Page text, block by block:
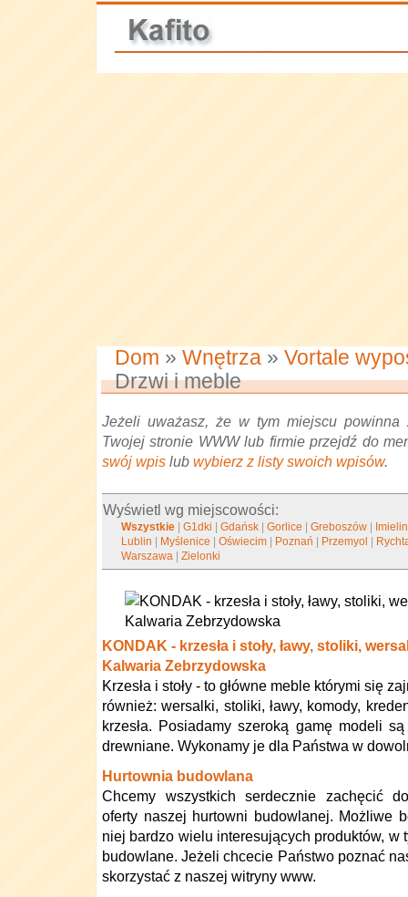
Dom » Wnętrza » Vortale
Drzwi i meble
Jeżeli uważasz, że w tym miejscu powinna
Twojej stronie WWW lub firmie przejdź do
swój wpis lub wybierz z listy swoich wpisów.
Wyświetl wg miejscowości:
Wszystkie |G1dki |Gdańsk |Gorlice |Greboszów
Imielin
Lublin
Myślenice |Oświecim Poznań Przemyol
Warszawa |Zielonki
KONDAK - krzesła i stoły, ławy, stoliki,
Kalwaria Zebrzydowska
Krzesła i stoły - to główne meble którymi się
również: wersalki, stoliki, ławy, komody,
krzesła. Posiadamy szeroką gamę modeli
drewniane. Wykonamy je dla Państwa w
Hurtownia budowlana
Chcemy wszystkich serdecznie zachęcić
oferty naszej hurtowni budowlanej. Możliwe
niej bardzo wielu interesujących produktów, w
budowlane. Jeżeli chcecie Państwo poznać
skorzystać z naszej witryny www.